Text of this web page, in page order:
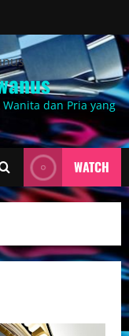
dan Pria yang
WATCH